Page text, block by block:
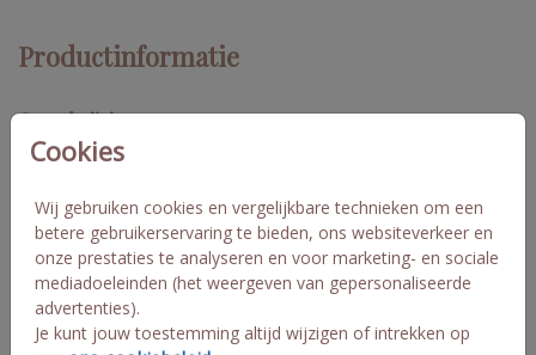
Cookies
Wij gebruiken cookies en vergelijkbare technieken om een
betere gebruikerservaring te bieden, ons websiteverkeer en
onze prestaties te analyseren en voor marketing- en sociale
mediadoeleinden (het weergeven van gepersonaliseerde
advertenties).
Je kunt jouw toestemming altijd wijzigen of intrekken op
Productinformatie
Omschrijving
Wil je je kaart een extra wow factor geven? Gebruik dan dit
Specificaties: • 16 labels per vel. • Formaat: ⌀ 4 cm. • Papiersoort:
coated karton. Voeg je folie toe aan je ontwerp, dan stijgt de prijs
per vel.
Collectie